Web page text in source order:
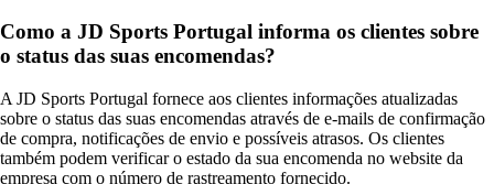
Como a JD Sports Portugal informa os clientes sobre
o status das suas encomendas?
A JD Sports Portugal fornece aos clientes informações atualizadas
sobre o status das suas encomendas através de e-mails de confirmação
de compra, notificações de envio e possíveis atrasos. Os clientes
também podem verificar o estado da sua encomenda no website da
empresa com o número de rastreamento fornecido.